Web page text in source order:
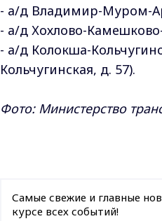
- а/д Владимир-Муром-
- а/д Хохлово-
- а/д Колокша-
Кольчугинская, д. 57).
Фото: Министерство
Самые свежие и главные
курсе всех событий!